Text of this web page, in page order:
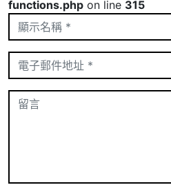
functions.php on line 315